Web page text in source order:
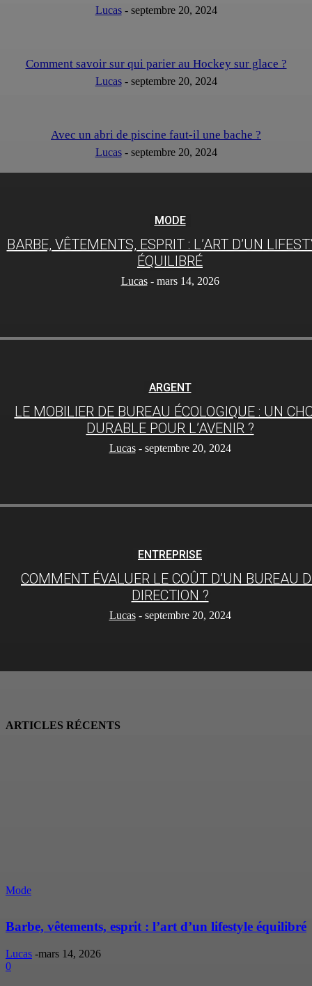
Lucas - septembre 20, 2024
Comment savoir sur qui parier au Hockey sur glace ?
Lucas - septembre 20, 2024
Avec un abri de piscine faut-il une bache ?
Lucas - septembre 20, 2024
MODE
BARBE, VÊTEMENTS, ESPRIT : L’ART D’UN
ÉQUILIBRÉ
Lucas - mars 14, 2026
ARGENT
LE MOBILIER DE BUREAU ÉCOLOGIQUE : UN
DURABLE POUR L’AVENIR ?
Lucas - septembre 20, 2024
ENTREPRISE
COMMENT ÉVALUER LE COÛT D’UN BUREAU
DIRECTION ?
Lucas - septembre 20, 2024
ARTICLES RÉCENTS
Mode
Barbe, vêtements, esprit : l’art d’un lifestyle équilibré
Lucas -mars 14, 2026
0